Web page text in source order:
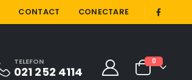
CONTACT CONECTARE |
TELEFON
021 252 4114
0